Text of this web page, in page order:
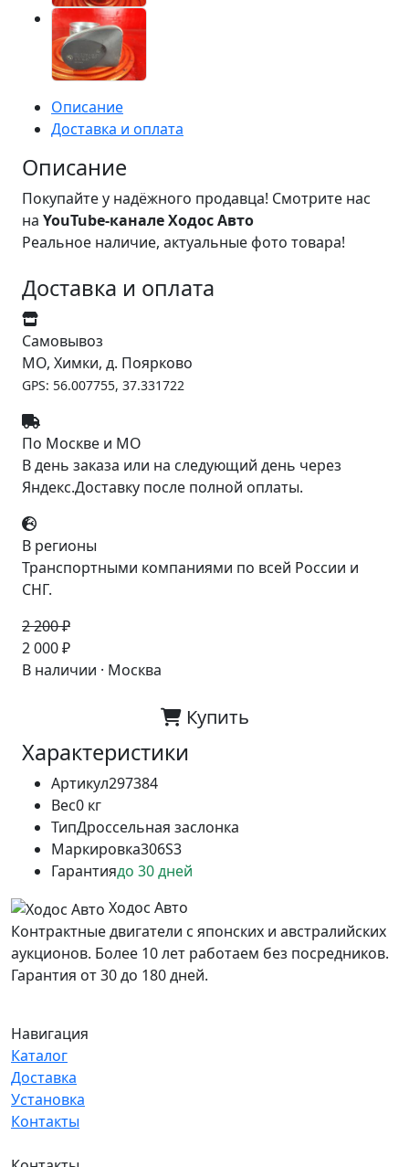
Описание
Доставка и оплата
Описание
Покупайте у надёжного продавца! Смотрите нас
на YouTube-канале Ходос Авто
Реальное наличие, актуальные фото товара!
Доставка и оплата
Самовывоз
МО, Химки, д. Поярково
GPS: 56.007755, 37.331722
По Москве и МО
В день заказа или на следующий день через
Яндекс.Доставку после полной оплаты.
В регионы
Транспортными компаниями по всей России и
СНГ.
2 200 ₽
2 000 ₽
В наличии · Москва
Купить
Характеристики
Артикул297384
Вес0 кг
ТипДроссельная заслонка
Маркировка306S3
Гарантиядо 30 дней
Ходос Авто
Контрактные двигатели с японских и австралийских
аукционов. Более 10 лет работаем без посредников.
Гарантия от 30 до 180 дней.
Навигация
Каталог
Доставка
Установка
Контакты